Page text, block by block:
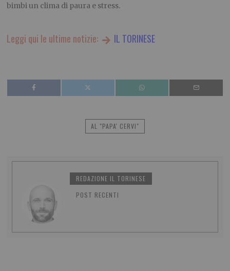
bimbi un clima di paura e stress.
Leggi qui le ultime notizie: IL TORINESE
AL "PAPA' CERVI"
REDAZIONE IL TORINESE
POST RECENTI